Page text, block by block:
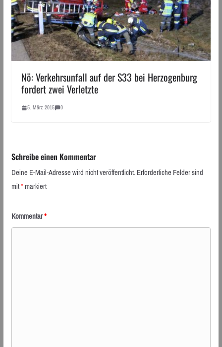
Nö: Verkehrsunfall auf der S33 bei Herzogenburg
fordert zwei Verletzte
5. März 2015 0
Schreibe einen Kommentar
Deine E-Mail-Adresse wird nicht veröffentlicht.Erforderliche Felder sind
mit*markiert
Kommentar*